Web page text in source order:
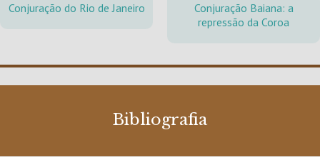
Conjuração do Rio de Janeiro
Conjuração Baiana: a
repressão da Coroa
Bibliografia